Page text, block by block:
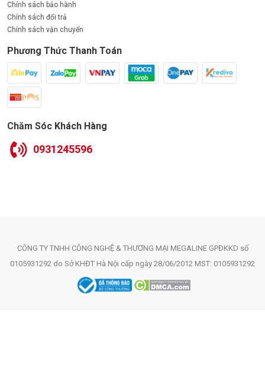
Chính sách bảo hành
Chính sách đổi trả
Chính sách vận chuyển
Phương Thức Thanh Toán
Chăm Sóc Khách Hàng
0931245596
CÔNG TY TNHH CÔNG NGHỆ & THƯƠNG MẠI MEGALINE GPĐKKD số
0105931292 do Sở KHĐT Hà Nội cấp ngày 28/06/2012 MST: 0105931292